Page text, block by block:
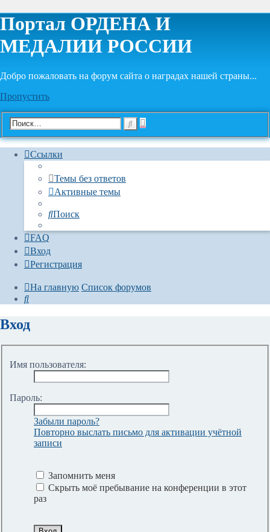
Портал ОРДЕНА И
МЕДАЛИИ РОССИИ
Добро пожаловать на форум сайта о наградах нашей страны...
Пропустить
Расширенный
Ссылки
Темы без ответов
Активные темы
Поиск
FAQ
Вход
Регистрация
На главную Список форумов
Поиск
Вход
Имя пользователя:
Пароль:
Забыли пароль?
Повторно выслать письмо для активации учётной
записи
Запомнить меня
Скрыть моё пребывание на конференции в этот
раз